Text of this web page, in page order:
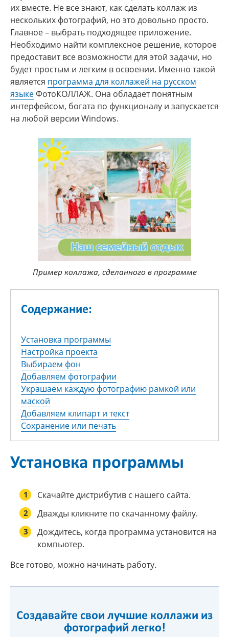
их вместе. Не все знают, как сделать коллаж из
нескольких фотографий, но это довольно просто.
Главное – выбрать подходящее приложение.
Необходимо найти комплексное решение, которое
предоставит все возможности для этой задачи, но
будет простым и легким в освоении. Именно такой
является программа для коллажей на русском
языкеФотоКОЛЛАЖ. Она обладает понятным
интерфейсом, богата по функционалу и запускается
на любой версии Windows.
Пример коллажа, сделанного в программе
Содержание:
Установка программы
Настройка проекта
Выбираем фон
Добавляем фотографии
Украшаем каждую фотографию рамкой или
маской
Добавляем клипарт и текст
Сохранение или печать
Установка программы
1 Скачайте дистрибутив с нашего сайта.
2 Дважды кликните по скачанному файлу.
3
Дождитесь, когда программа установится на
компьютер.
Все готово, можно начинать работу.
Создавайте свои лучшие коллажи из
фотографий легко!